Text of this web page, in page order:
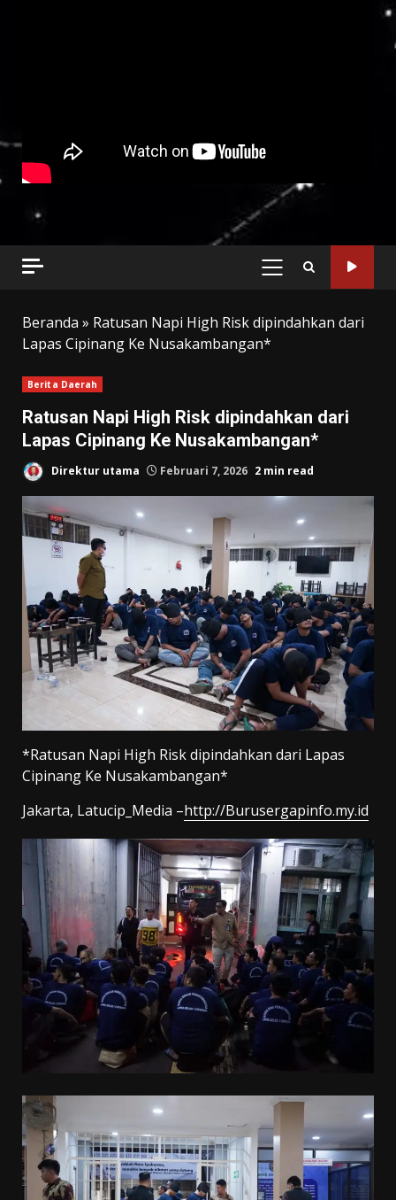
PRIMARY
Beranda » Ratusan Napi High Risk dipindahkan dari
Lapas Cipinang Ke Nusakambangan*
Berita Daerah
Ratusan Napi High Risk dipindahkan dari
Lapas Cipinang Ke Nusakambangan*
Direktur utama Februari 7, 2026 2 min read
*Ratusan Napi High Risk dipindahkan dari Lapas
Cipinang Ke Nusakambangan*
Jakarta, Latucip_Media –http://Burusergapinfo.my.id